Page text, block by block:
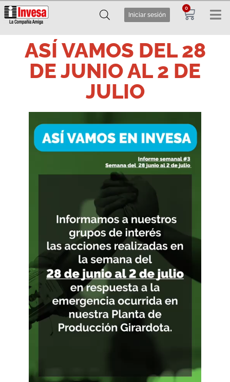
Iniciar sesión
0
ASÍ VAMOS DEL 28
DE JUNIO AL 2 DE
JULIO